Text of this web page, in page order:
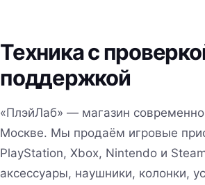
Техника с
поддержкой
«ПлэйЛаб» — магазин
Москве. Мы продаём игровые
PlayStation, Xbox, Nintendo и
аксессуары, наушники, колонки,